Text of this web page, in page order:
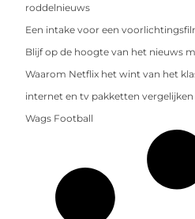
roddelnieuws
Een intake voor een
Blijf op de hoogte van het nieuws
Waarom Netflix het wint van het
internet en tv pakketten vergelijken
Wags Football